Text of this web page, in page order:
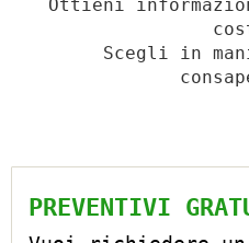
Ottieni
Scegli in
PREVENTIVI